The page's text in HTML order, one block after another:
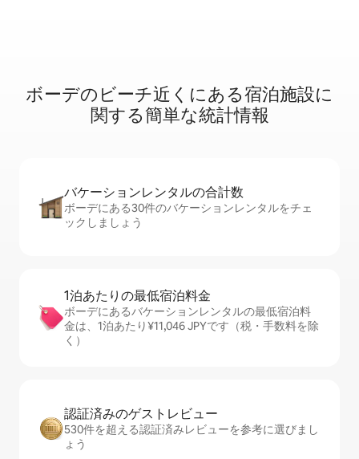
ボーデのビ⁠ー⁠チ⁠近⁠く⁠に⁠あ⁠る宿⁠泊⁠施⁠設⁠に
関⁠す⁠る簡⁠単⁠な統⁠計⁠情⁠報
バケーションレ⁠ン⁠タ⁠ル⁠の合⁠計⁠数
ボーデにある30件のバケーションレンタルをチェ
ックしましょう
1泊あたりの最⁠低⁠宿⁠泊⁠料⁠金
ボーデにあるバケーションレンタルの最低宿泊料
金は、1泊あたり¥11,046 JPYです（税・手数料を除
く）
認証済みのゲ⁠ス⁠ト⁠レ⁠ビ⁠ュ⁠ー
530件を超える認証済みレビューを参考に選びまし
ょう